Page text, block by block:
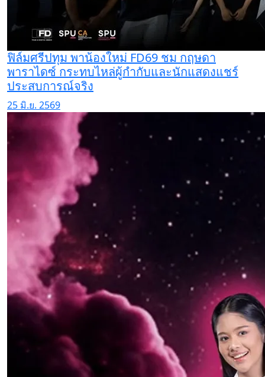
ฟิล์มศรีปทุม พาน้องใหม่ FD69 ชม กฤษดา
พาราไดซ์ กระทบไหล่ผู้กำกับและนักแสดงแชร์
ประสบการณ์จริง
25 มิ.ย. 2569